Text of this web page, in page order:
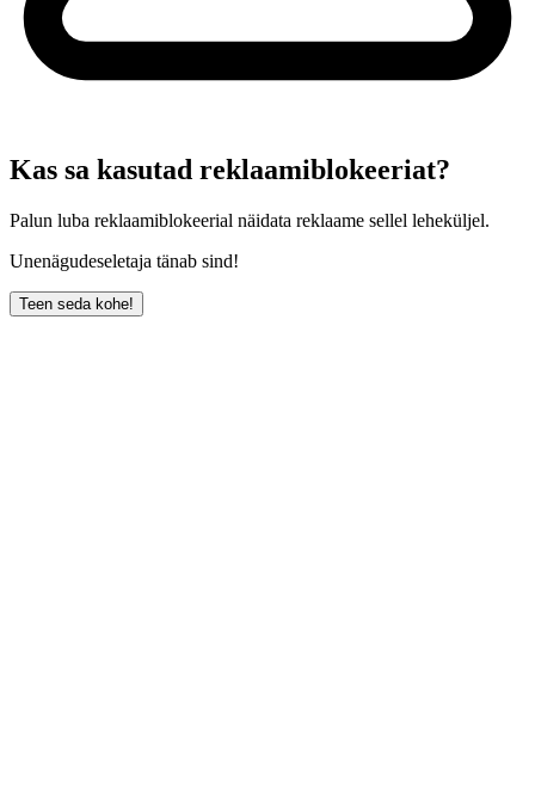
Kas sa kasutad reklaamiblokeeriat?
Palun luba reklaamiblokeerial näidata reklaame sellel leheküljel.
Unenägudeseletaja tänab sind!
Teen seda kohe!